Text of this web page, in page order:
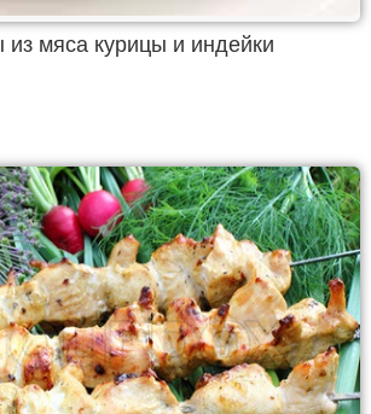
из мяса курицы и индейки